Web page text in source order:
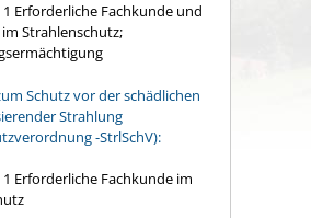
1 Erforderliche Fachkunde und
Strahlenschutz;
Schutz vor der schädlichen
Strahlung
-StrlSchV):
1 Erforderliche Fachkunde im